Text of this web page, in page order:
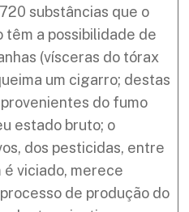
substâncias que o
têm a possibilidade de
(vísceras do tórax
um cigarro; destas
do fumo
estado bruto; o
dos pesticidas, entre
é viciado, merece
de produção do